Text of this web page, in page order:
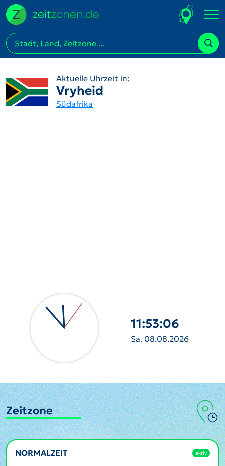
Aktuelle Uhrzeit in:
Vryheid
Südafrika
11:53:08
Sa. 08.08.2026
Zeitzone
NORMALZEIT aktiv